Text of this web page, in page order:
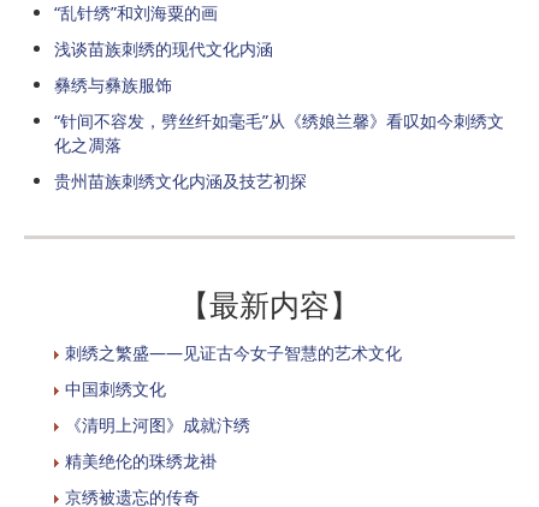
“乱针绣”和刘海粟的画
浅谈苗族刺绣的现代文化内涵
彝绣与彝族服饰
“针间不容发，劈丝纤如毫毛”从《绣娘兰馨》看叹如今刺绣文
化之凋落
贵州苗族刺绣文化内涵及技艺初探
【最新内容】
刺绣之繁盛——见证古今女子智慧的艺术文化
中国刺绣文化
《清明上河图》成就汴绣
精美绝伦的珠绣龙褂
京绣被遗忘的传奇